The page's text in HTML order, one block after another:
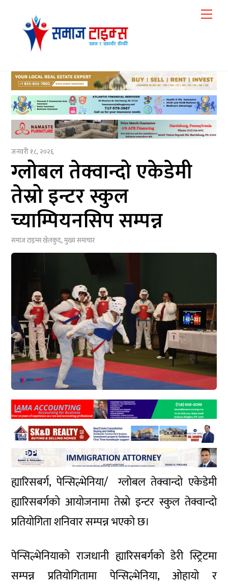
content
जनवरी १८, २०२६
ग्लोबल तेक्वान्दो एकेडेमी
तेस्रो इन्टर स्कुल
च्याम्पियनसिप सम्पन्न
समाज टाइम्सखेलकुद,मुख्य समाचार
ह्यारिसबर्ग, पेन्सिल्भेनिया/ ग्लोबल तेक्वान्दो एकेडेमी
ह्यारिसबर्गको आयोजनामा तेस्रो इन्टर स्कुल तेक्वान्दो
प्रतियोगिता शनिवार सम्पन्न भएको छ।
पेन्सिल्भेनियाको राजधानी ह्यारिसबर्गको डेरी स्ट्रिटमा
सम्पन्न प्रतियोगितामा पेन्सिल्भेनिया, ओहायो र